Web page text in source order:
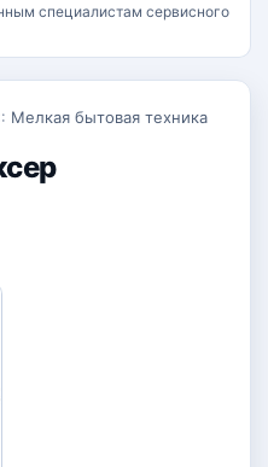
специалистам сервисного
Мелкая бытовая техника